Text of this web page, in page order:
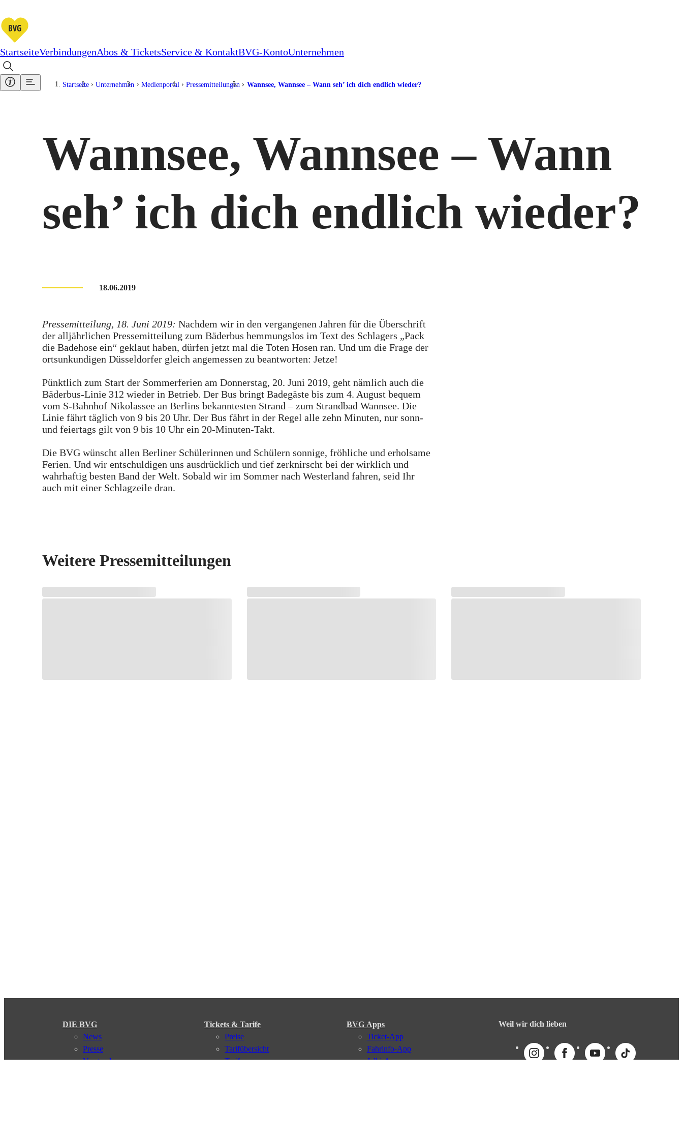
StartseiteVerbindungenAbos & TicketsService & KontaktBVG-KontoUnternehmen
Startseite Unternehmen Medienportal Pressemitteilungen Wannsee, Wannsee – Wann seh’ ich dich endlich wieder?
Wannsee, Wannsee – Wann
seh’ ich dich endlich wieder?
18.06.2019
Pressemitteilung, 18. Juni 2019: Nachdem wir in den vergangenen Jahren für die Überschrift
der alljährlichen Pressemitteilung zum Bäderbus hemmungslos im Text des Schlagers „Pack
die Badehose ein“ geklaut haben, dürfen jetzt mal die Toten Hosen ran. Und um die Frage der
ortsunkundigen Düsseldorfer gleich angemessen zu beantworten: Jetze!
Pünktlich zum Start der Sommerferien am Donnerstag, 20. Juni 2019, geht nämlich auch die
Bäderbus-Linie 312 wieder in Betrieb. Der Bus bringt Badegäste bis zum 4. August bequem
vom S-Bahnhof Nikolassee an Berlins bekanntesten Strand – zum Strandbad Wannsee. Die
Linie fährt täglich von 9 bis 20 Uhr. Der Bus fährt in der Regel alle zehn Minuten, nur sonn-
und feiertags gilt von 9 bis 10 Uhr ein 20-Minuten-Takt.
Die BVG wünscht allen Berliner Schülerinnen und Schülern sonnige, fröhliche und erholsame
Ferien. Und wir entschuldigen uns ausdrücklich und tief zerknirscht bei der wirklich und
wahrhaftig besten Band der Welt. Sobald wir im Sommer nach Westerland fahren, seid Ihr
auch mit einer Schlagzeile dran.
Weitere Pressemitteilungen
DIE BVG
News
Presse
Vorstand
Tickets & Tarife
Preise
Tarifübersicht
Tarifzonen
BVG Apps
Ticket-App
Fahrinfo-App
Jelbi-App
Weil wir dich lieben